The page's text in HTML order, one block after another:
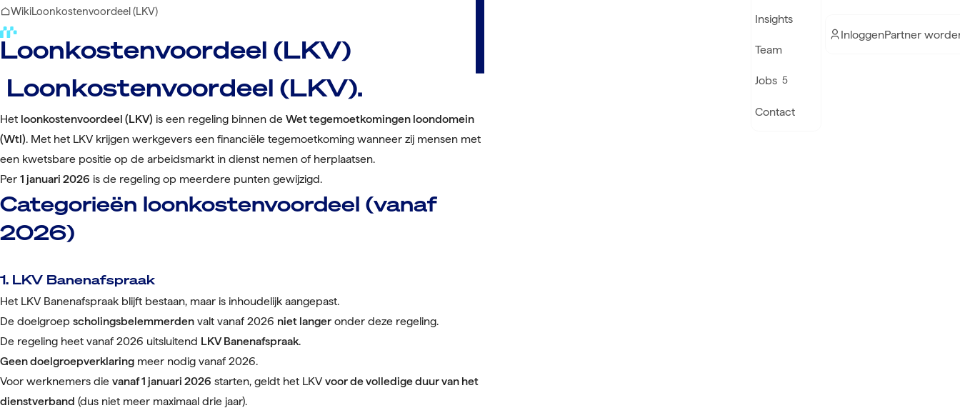
Insights
Team
Jobs 5
Contact
InloggenPartner
WikiLoonkostenvoordeel (LKV)
Loonkostenvoordeel (LKV)
Loonkostenvoordeel (LKV).
Het loonkostenvoordeel (LKV) is een regeling binnen de Wet tegemoetkomingen loondomein
(Wtl). Met het LKV krijgen werkgevers een financiële tegemoetkoming wanneer zij mensen met
een kwetsbare positie op de arbeidsmarkt in dienst nemen of herplaatsen.
Per 1 januari 2026 is de regeling op meerdere punten gewijzigd.
Categorieën loonkostenvoordeel (vanaf
2026)
1. LKV Banenafspraak
Het LKV Banenafspraak blijft bestaan, maar is inhoudelijk aangepast.
De doelgroep scholingsbelemmerden valt vanaf 2026 niet langer onder deze regeling.
De regeling heet vanaf 2026 uitsluitend LKV Banenafspraak.
Geen doelgroepverklaring meer nodig vanaf 2026.
Voor werknemers die vanaf 1 januari 2026 starten, geldt het LKV voor de volledige duur van het
dienstverband (dus niet meer maximaal drie jaar).